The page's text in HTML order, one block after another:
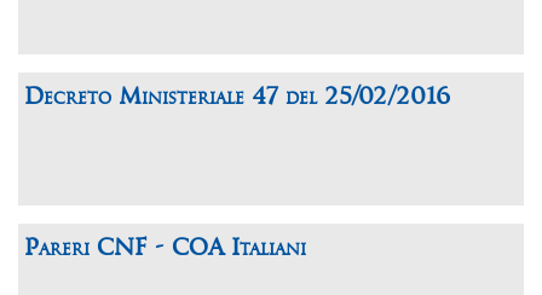
Decreto Ministeriale 47 del 25/02/2016
Pareri CNF - COA Italiani